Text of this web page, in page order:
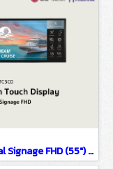
LG Digital Signage FHD (55") 55TC3CD